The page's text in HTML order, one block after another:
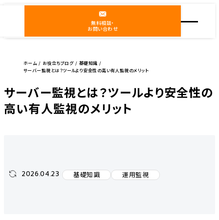
無料相談・
お問い合わせ
ホーム お役立ちブログ
基礎知識
サーバー監視とは？ツールより安全性の高い有人監視のメリット
サーバー監視とは？ツールより安全性の
高い有人監視のメリット
2026.04.23 基礎知識 運用監視